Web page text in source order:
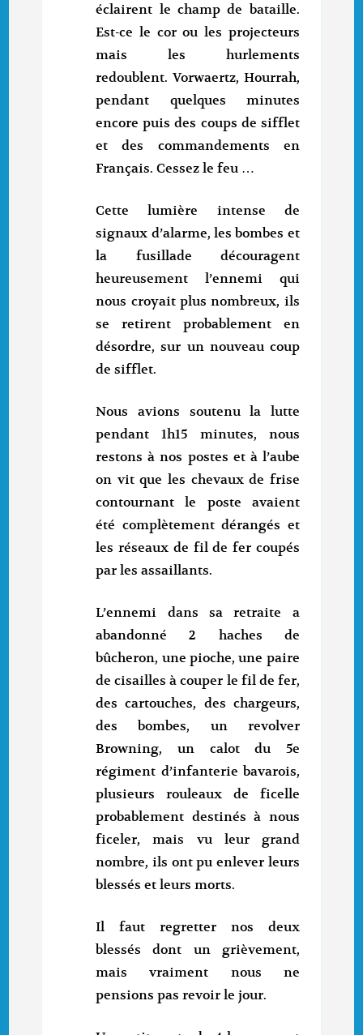
éclairent le champ de bataille.
Est-ce le cor ou les projecteurs
mais les hurlements
redoublent. Vorwaertz, Hourrah,
pendant quelques minutes
encore puis des coups de sifflet
et des commandements en
Français. Cessez le feu …
Cette lumière intense de
signaux d’alarme, les bombes et
la fusillade découragent
heureusement l’ennemi qui
nous croyait plus nombreux, ils
se retirent probablement en
désordre, sur un nouveau coup
de sifflet.
Nous avions soutenu la lutte
pendant 1h15 minutes, nous
restons à nos postes et à l’aube
on vit que les chevaux de frise
contournant le poste avaient
été complètement dérangés et
les réseaux de fil de fer coupés
par les assaillants.
L’ennemi dans sa retraite a
abandonné 2 haches de
bûcheron, une pioche, une paire
de cisailles à couper le fil de fer,
des cartouches, des chargeurs,
des bombes, un revolver
Browning, un calot du 5e
régiment d’infanterie bavarois,
plusieurs rouleaux de ficelle
probablement destinés à nous
ficeler, mais vu leur grand
nombre, ils ont pu enlever leurs
blessés et leurs morts.
Il faut regretter nos deux
blessés dont un grièvement,
mais vraiment nous ne
pensions pas revoir le jour.